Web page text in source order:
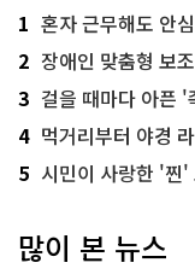
1 혼자 근무해도 안
2 장애인 맞춤형 보조
3 걸을 때마다 아픈 '족
4 먹거리부터 야경
5 시민이 사랑한 '찐'
많이 본 뉴스